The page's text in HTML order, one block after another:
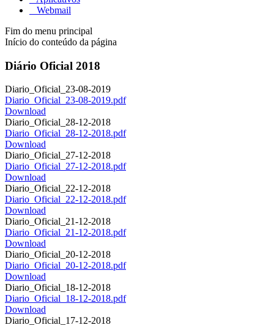
Webmail
Fim do menu principal
Início do conteúdo da página
Diário Oficial 2018
Diario_Oficial_23-08-2019
Diario_Oficial_23-08-2019.pdf
Download
Diario_Oficial_28-12-2018
Diario_Oficial_28-12-2018.pdf
Download
Diario_Oficial_27-12-2018
Diario_Oficial_27-12-2018.pdf
Download
Diario_Oficial_22-12-2018
Diario_Oficial_22-12-2018.pdf
Download
Diario_Oficial_21-12-2018
Diario_Oficial_21-12-2018.pdf
Download
Diario_Oficial_20-12-2018
Diario_Oficial_20-12-2018.pdf
Download
Diario_Oficial_18-12-2018
Diario_Oficial_18-12-2018.pdf
Download
Diario_Oficial_17-12-2018